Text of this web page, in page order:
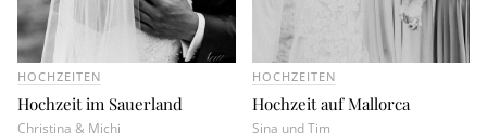
HOCHZEITEN
Hochzeit im Sauerland
Christina & Michi
HOCHZEITEN
Hochzeit auf Mallorca
Sina und Tim